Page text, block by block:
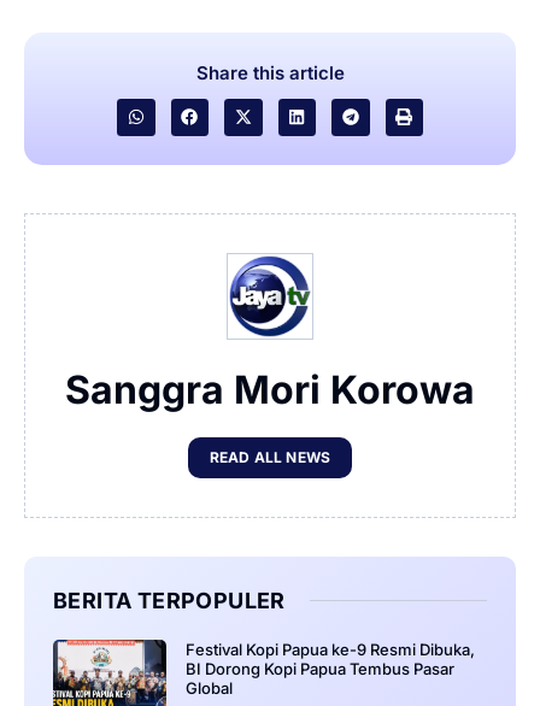
Share this article
Sanggra Mori Korowa
READ ALL NEWS
BERITA TERPOPULER
Festival Kopi Papua ke-9 Resmi Dibuka,
BI Dorong Kopi Papua Tembus Pasar
Global